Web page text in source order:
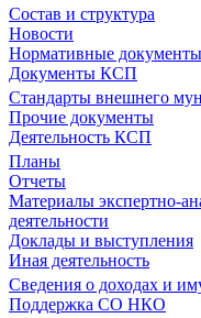
Состав и структура
Новости
Нормативные документы
Документы КСП
Стандарты внешнего
Прочие документы
Деятельность КСП
Планы
Отчеты
Материалы экспертно-
деятельности
Доклады и выступления
Иная деятельность
Сведения о доходах и
Поддержка СО НКО